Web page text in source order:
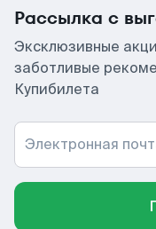
Рассылка с
Эксклюзивные
заботливые
Купибилета
Электронная